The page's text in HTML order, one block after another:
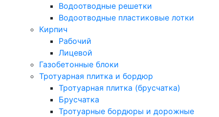
Водоотводные решетки
Водоотводные пластиковые лотки
Кирпич
Рабочий
Лицевой
Газобетонные блоки
Тротуарная плитка и бордюр
Тротуарная плитка (брусчатка)
Брусчатка
Тротуарные бордюры и дорожные